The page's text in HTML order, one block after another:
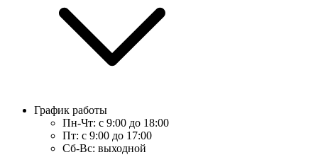
График работы
Пн-Чт: с 9:00 до 18:00
Пт: с 9:00 до 17:00
Сб-Вс: выходной